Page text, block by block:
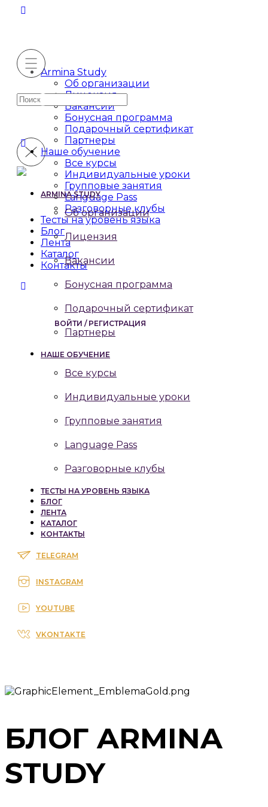
Armina Study
Об организации
Лицензия
Вакансии
Бонусная программа
Подарочный сертификат
Партнеры
Наше обучение
Все курсы
Индивидуальные уроки
Групповые занятия
Language Pass
Разговорные клубы
Тесты на уровень языка
Блог
Лента
Каталог
Контакты
ВОЙТИ / РЕГИСТРАЦИЯ
Искать:
ARMINA STUDY
Об организации
Лицензия
Вакансии
Бонусная программа
Подарочный сертификат
Партнеры
НАШЕ ОБУЧЕНИЕ
Все курсы
Индивидуальные уроки
Групповые занятия
Language Pass
Разговорные клубы
ТЕСТЫ НА УРОВЕНЬ ЯЗЫКА
БЛОГ
ЛЕНТА
КАТАЛОГ
КОНТАКТЫ
TELEGRAM
INSTAGRAM
YOUTUBE
VKONTAKTE
БЛОГ ARMINA
STUDY